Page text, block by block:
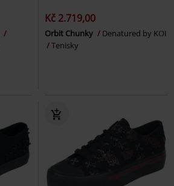
Kč 2.719,00
Orbit Chunky
Denatured by KOI
Tenisky